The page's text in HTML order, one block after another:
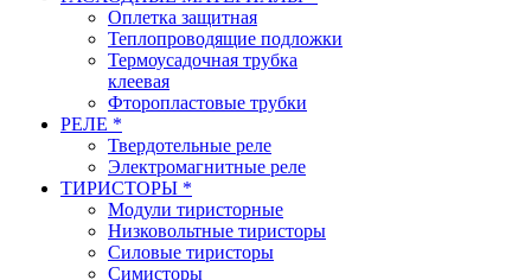
Оплетка защитная
Теплопроводящие подложки
Термоусадочная трубка
клеевая
Фторопластовые трубки
РЕЛЕ *
Твердотельные реле
Электромагнитные реле
ТИРИСТОРЫ *
Модули тиристорные
Низковольтные тиристоры
Силовые тиристоры
Симисторы